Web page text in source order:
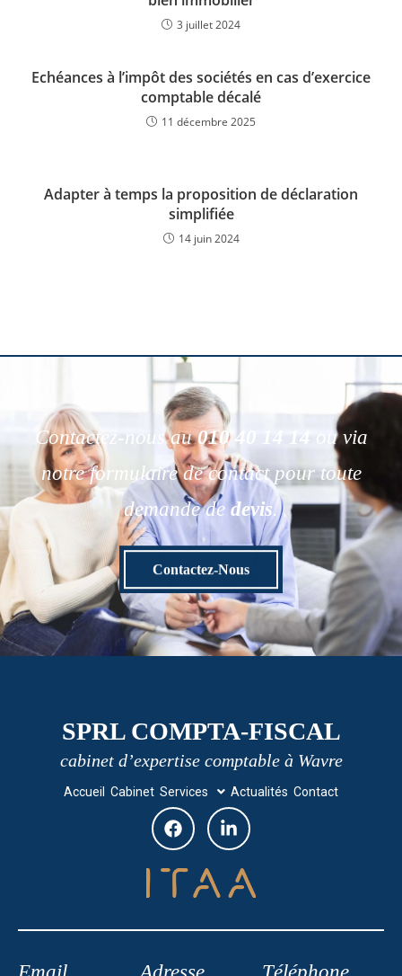
3 juillet 2024
Echéances à l’impôt des sociétés en cas d’exercice
comptable décalé
11 décembre 2025
Adapter à temps la proposition de déclaration
simplifiée
14 juin 2024
Contactez-nous au010 40 14 14
ou via
notre formulaire de contact pour toute
demande de devis.
Contactez-Nous
SPRL COMPTA-FISCAL
cabinet d’expertise comptable à Wavre
Accueil Cabinet Services Actualités Contact